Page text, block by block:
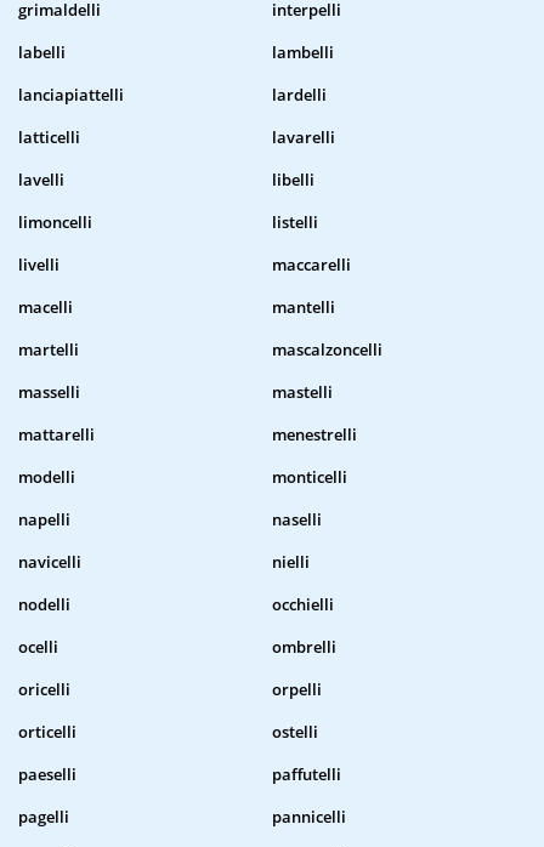
grimaldelli
interpelli
labelli
lambelli
lanciapiattelli
lardelli
latticelli
lavarelli
lavelli
libelli
limoncelli
listelli
livelli
maccarelli
macelli
mantelli
martelli
mascalzoncelli
masselli
mastelli
mattarelli
menestrelli
modelli
monticelli
napelli
naselli
navicelli
nielli
nodelli
occhielli
ocelli
ombrelli
oricelli
orpelli
orticelli
ostelli
paeselli
paffutelli
pagelli
pannicelli